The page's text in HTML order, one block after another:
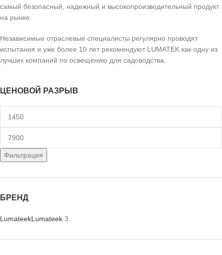
ЦЕНОВОЙ РАЗРЫВ
Фильтрация
БРЕНД
LumateekLumateek 3
самый безопасный, надежный и высокопроизводительный продукт
на рынке.
Независимые отраслевые специалисты регулярно проводят
испытания и уже более 10 лет рекомендуют LUMATEK как одну из
лучших компаний по освещению для садоводства.